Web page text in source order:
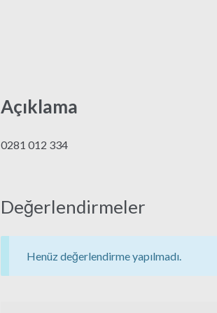
Açıklama
0281 012 334
Değerlendirmeler
Henüz değerlendirme yapılmadı.